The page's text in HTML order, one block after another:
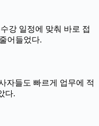
강 일정에 맞춰 바로 접
어들었다.
자들도 빠르게 업무에 적
다.